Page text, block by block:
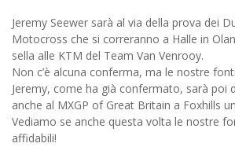
Jeremy Seewer sarà al via della prova dei
Motocross che si correranno a Halle in
sella alle KTM del Team Van Venrooy.
Non c’è alcuna conferma, ma le nostre
Jeremy, come ha già confermato, sarà poi
anche al MXGP of Great Britain a Foxhills
Vediamo se anche questa volta le nostre
affidabili!